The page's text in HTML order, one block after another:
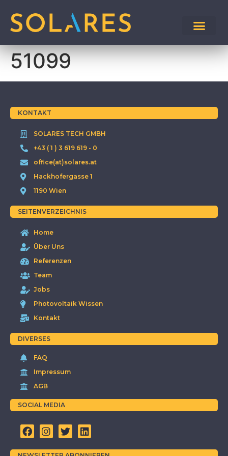
51099
KONTAKT
SOLARES TECH GMBH
+43 ( 1 ) 3 619 619 - 0
office(at)solares.at
Hackhofergasse 1
1190 Wien
SEITENVERZEICHNIS
Home
Über Uns
Referenzen
Team
Jobs
Photovoltaik Wissen
Kontakt
DIVERSES
FAQ
Impressum
AGB
SOCIAL MEDIA